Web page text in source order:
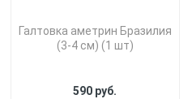
Галтовка аметрин Бразилия
(3-4 см) (1 шт)
590 руб.